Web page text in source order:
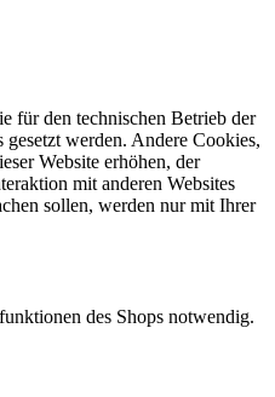
für den technischen Betrieb der
werden. Andere Cookies,
Website erhöhen, der
mit anderen Websites
sollen, werden nur mit Ihrer
des Shops notwendig.